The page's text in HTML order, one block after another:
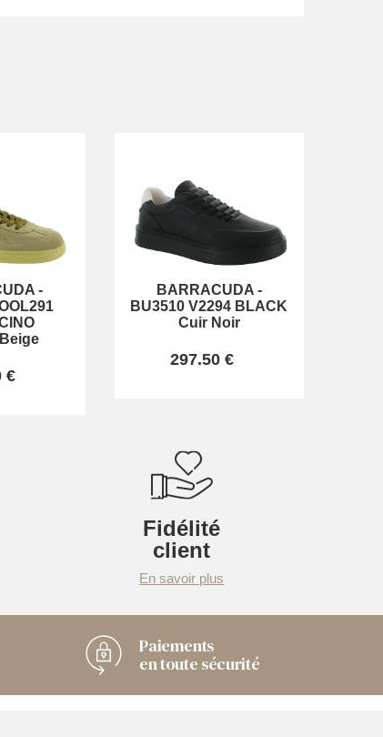
-
€
BARRACUDA-
BU3510 V2294 BLACK
Cuir Noir
297.50 €
Fidélité
client
En savoir plus
Paiements
en toute sécurité